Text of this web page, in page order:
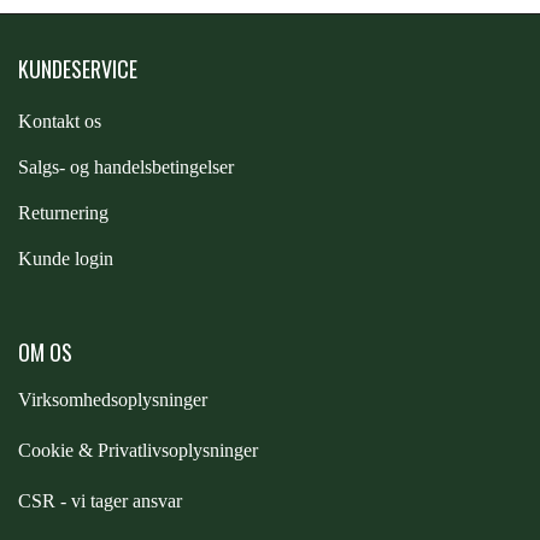
STAR TACK
WALDHAUSEN
Dobbelt formål - kan bruges udendørs og indendørs
Maskinvaskes ved 30° - lufttørres
KUNDESERVICE
Kontakt os
Salgs- og handelsbetingelser
Returnering
Kunde login
OM OS
Virksomhedsoplysninger
Cookie & Privatlivsoplysninger
CSR - vi tager ansvar